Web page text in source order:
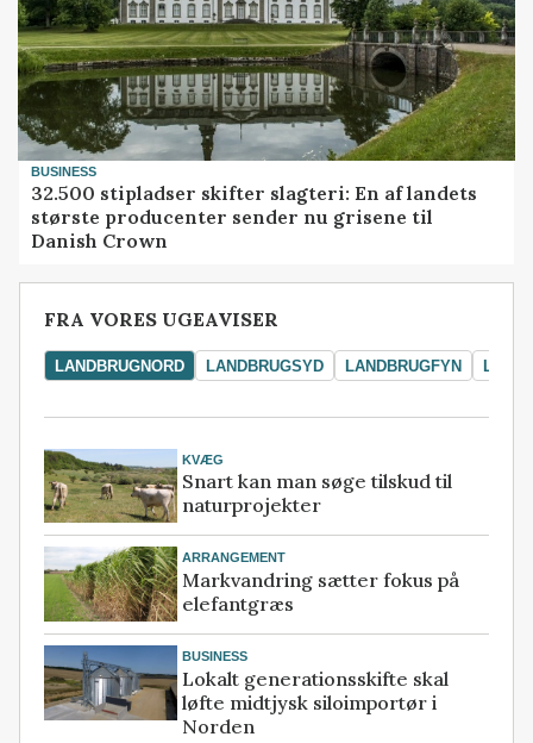
BUSINESS
32.500 stipladser skifter slagteri: En af landets
største producenter sender nu grisene til
Danish Crown
FRA VORES UGEAVISER
LANDBRUGNORD LANDBRUGSYD LANDBRUGFYN
KVÆG
Snart kan man søge tilskud til
naturprojekter
ARRANGEMENT
Markvandring sætter fokus på
elefantgræs
BUSINESS
Lokalt generationsskifte skal
løfte midtjysk siloimportør i
Norden